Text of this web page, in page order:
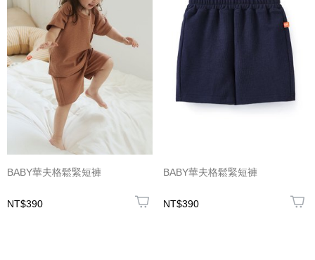
BABY華夫格鬆緊短褲
NT$390
BABY華夫格鬆緊短褲
NT$390